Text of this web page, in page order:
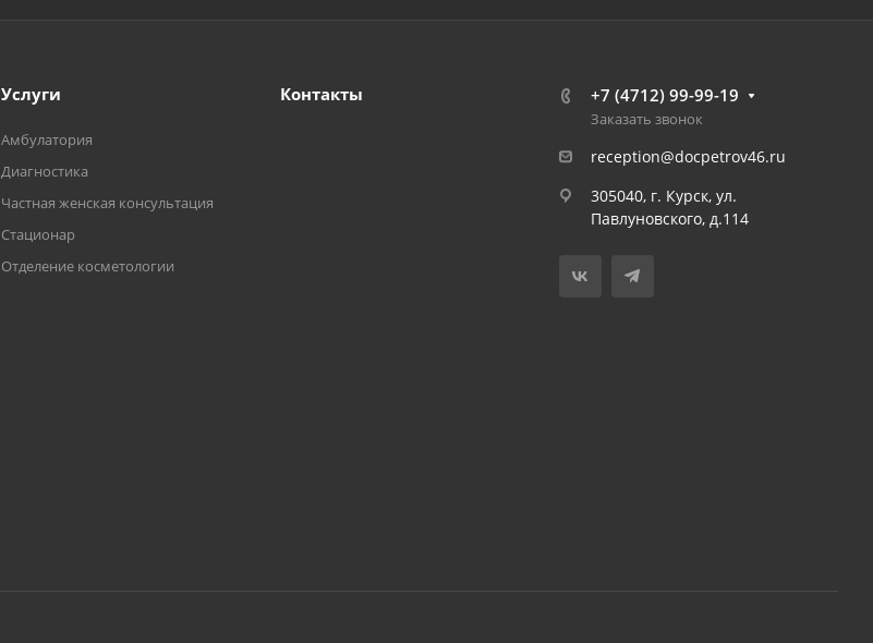
Услуги
Амбулатория
Диагностика
Частная женская консультация
Стационар
Отделение косметологии
Контакты +7 (4712) 99-99-19
Заказать звонок
reception@docpetrov46.ru
305040, г. Курск, ул.
Павлуновского, д.114